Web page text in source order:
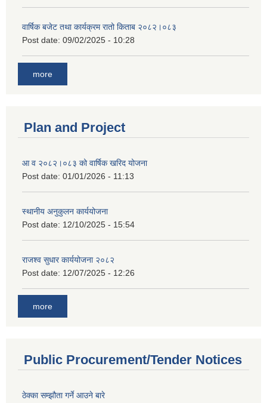
वार्षिक बजेट तथा कार्यक्रम रातो किताब २०८२।०८३
Post date: 09/02/2025 - 10:28
more
Plan and Project
आ व २०८२।०८३ को वार्षिक खरिद योजना
Post date: 01/01/2026 - 11:13
स्थानीय अनुकुलन कार्ययोजना
Post date: 12/10/2025 - 15:54
राजश्व सुधार कार्ययोजना २०८२
Post date: 12/07/2025 - 12:26
more
Public Procurement/Tender Notices
ठेक्का सम्झौता गर्ने आउने बारे